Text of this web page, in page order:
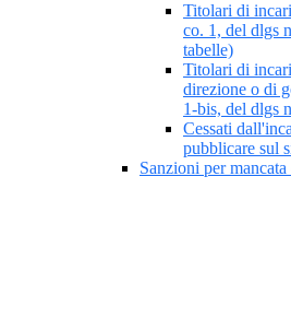
Titolari di
co. 1, del dlgs
tabelle)
Titolari di
direzione o di
1-bis, del dlgs
Cessati
pubblicare sul
Sanzioni per